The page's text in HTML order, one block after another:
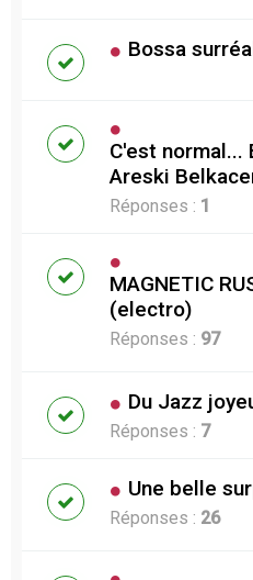
Bossa
C'est
Areski
Réponses : 1
MAGNETIC
(electro)
Réponses : 97
Du Jazz
Réponses : 7
Une belle
Réponses : 26